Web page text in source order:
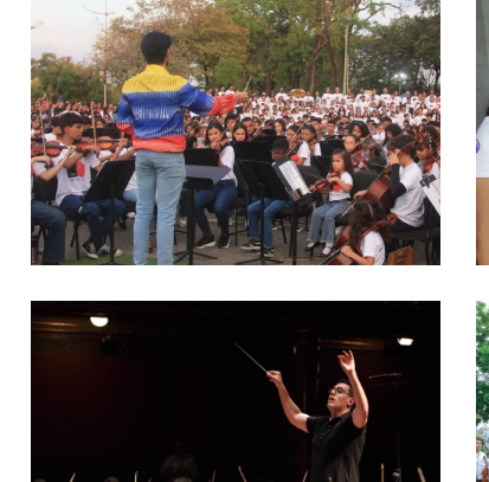
Primer balance
de Comisiones
para la
Protección de
los Niños, Niñas
y Adolescentes
(CPNNA)
10 abril, 2023
recordaron al